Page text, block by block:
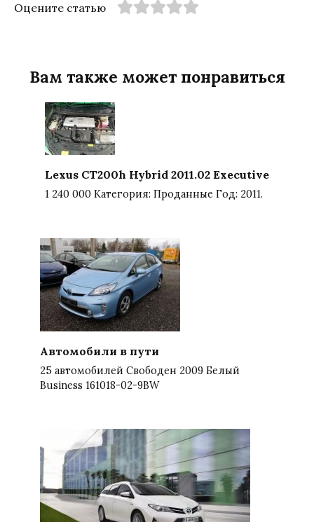
Оцените статью
Вам также может понравиться
Lexus CT200h Hybrid 2011.02 Executive
1 240 000 Категория: Проданные Год: 2011.
Автомобили в пути
25 автомобилей Свободен 2009 Белый
Business 161018-02-9BW